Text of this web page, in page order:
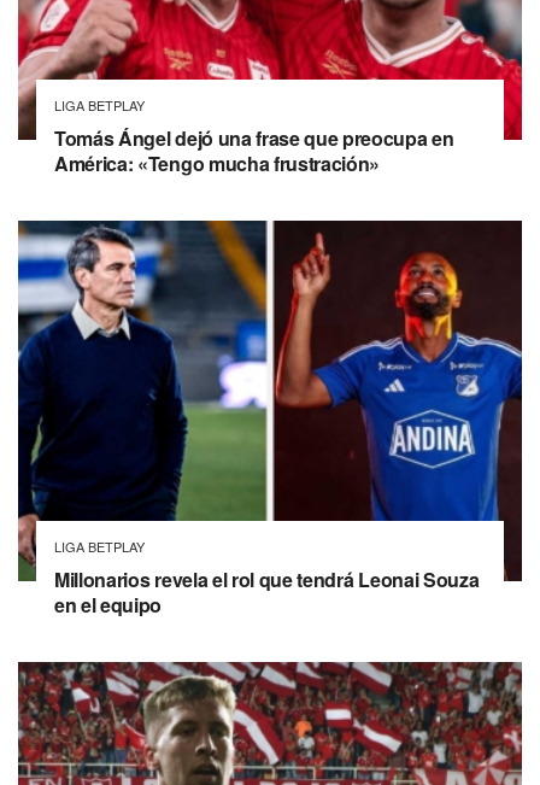
LIGA BETPLAY
Tomás Ángel dejó una frase que preocupa en
América: «Tengo mucha frustración»
LIGA BETPLAY
Millonarios revela el rol que tendrá Leonai Souza
en el equipo